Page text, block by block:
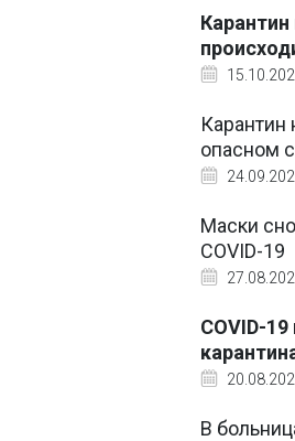
Карантин
опасном
Маски
COVID-19
COVID-
В